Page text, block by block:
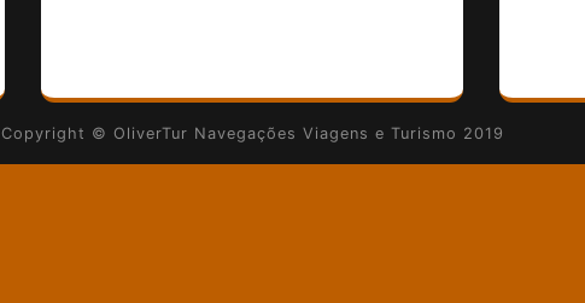
Copyright © OliverTur Navegações Viagens e Turismo 2019